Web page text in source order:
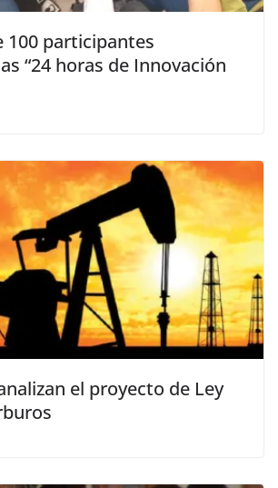
100 participantes
“24 horas de Innovación
el proyecto de Ley